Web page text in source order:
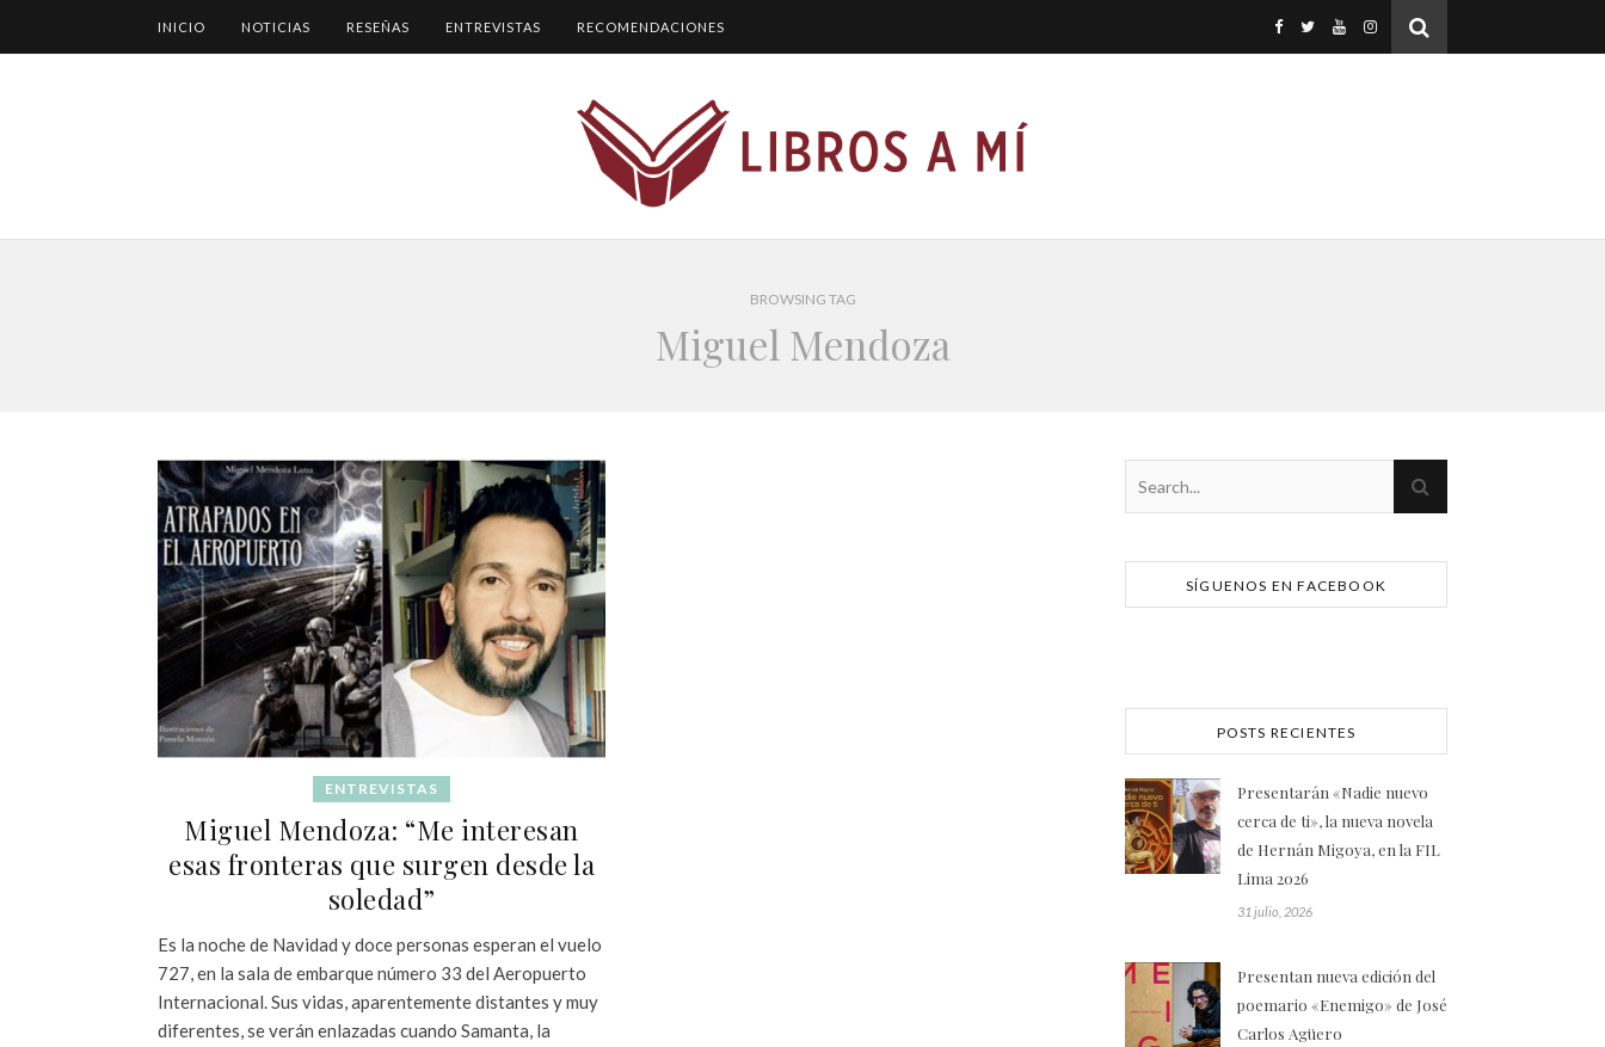
INICIO NOTICIAS RESEÑAS ENTREVISTAS RECOMENDACIONES
BROWSING TAG
Miguel Mendoza
ENTREVISTAS
Miguel Mendoza: “Me interesan
esas fronteras que surgen desde la
soledad”
Es la noche de Navidad y doce personas esperan el vuelo
727, en la sala de embarque número 33 del Aeropuerto
Internacional. Sus vidas, aparentemente distantes y muy
diferentes, se verán enlazadas cuando Samanta, la
SÍGUENOS EN FACEBOOK
POSTS RECIENTES
Presentarán «Nadie nuevo
cerca de ti», la nueva novela
de Hernán Migoya, en la FIL
Lima 2026
31 julio, 2026
Presentan nueva edición del
poemario «Enemigo» de José
Carlos Agüero